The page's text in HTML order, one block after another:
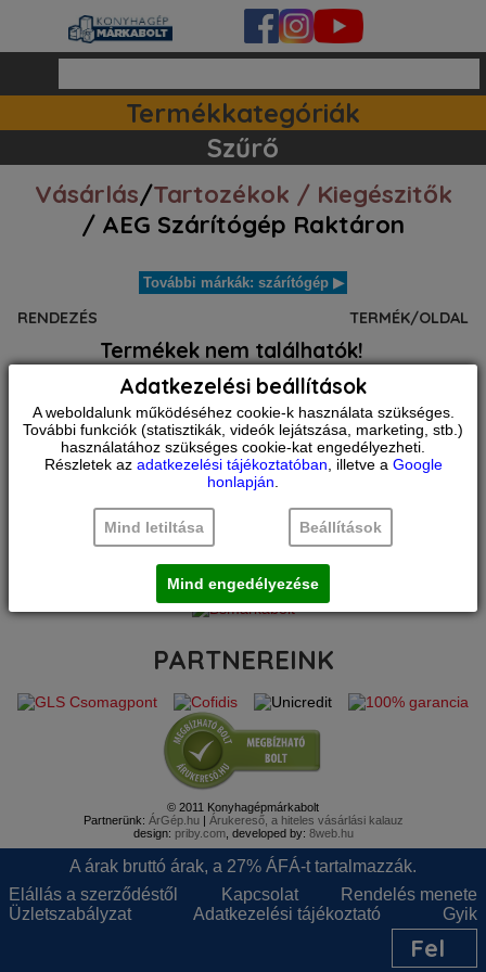
Termékkategóriák
Szűrő
Vásárlás/Tartozékok / Kiegészitők
/ AEG Szárítógép Raktáron
További márkák: szárítógép ▶
RENDEZÉS TERMÉK/OLDAL
Termékek nem találhatók!
Alkategóriák
Előzmények
Vásárlás
Tartozékok / kiegészitők
Szárítógép
TÁRSOLDALAINK
PARTNEREINK
© 2011 Konyhagépmárkabolt
Partnerünk: ÁrGép.hu| Árukereső, a hiteles vásárlási kalauz
design: priby.com, developed by: 8web.hu
A árak bruttó árak, a 27% ÁFÁ-t tartalmazzák.
Elállás a szerződéstől
Kapcsolat
Rendelés menete
Üzletszabályzat
Adatkezelési tájékoztató Gyik
Adatkezelési beállítások
A weboldalunk működéséhez cookie-k használata szükséges.
További funkciók (statisztikák, videók lejátszása, marketing, stb.)
használatához szükséges cookie-kat engedélyezheti.
Részletek az adatkezelési tájékoztatóban, illetve a Google
honlapján.
Mind letiltása Beállítások
Mind engedélyezése
Fel